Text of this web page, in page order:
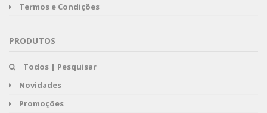
Termos e Condições
PRODUTOS
Todos | Pesquisar
Novidades
Promoções